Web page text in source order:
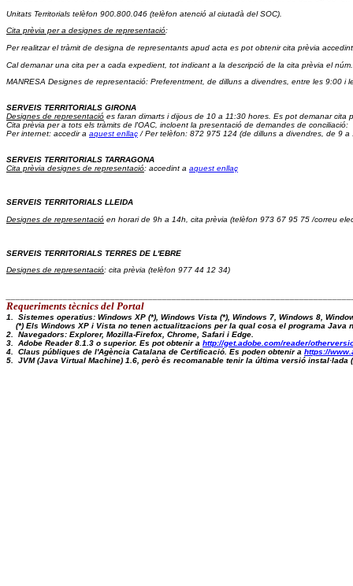
Unitats Territorials telèfon 900.800.046 (telèfon atenció al ciutadà del SOC).
Cita prèvia per a designes de representació:
Per realitzar el tràmit de designa de representants apud acta es pot obtenir cita prèvia
Cal demanar una cita per a cada expedient, tot indicant a la descripció de la cita prèvia el
MANRESA Designes de representació: Preferentment, de dilluns a divendres, entre les 9:00 i
SERVEIS TERRITORIALS GIRONA
Designes de representació es faran dimarts i dijous de 10 a 11:30 hores. Es pot demanar cita
Cita prèvia per a tots els tràmits de l'OAC, incloent la presentació de demandes de conciliació:
Per internet: accedir a aquest enllaç / Per telèfon: 872 975 124 (de dilluns a divendres, de 9
SERVEIS TERRITORIALS TARRAGONA
Cita prèvia designes de representació: accedint a aquest enllaç
SERVEIS TERRITORIALS LLEIDA
Designes de representació en horari de 9h a 14h, cita prèvia (telèfon 973 67 95 75 /correu
SERVEIS TERRITORIALS TERRES DE L'EBRE
Designes de representació: cita prèvia (telèfon 977 44 12 34)
Requeriments tècnics del Portal
1.  Sistemes operatius: Windows XP (*), Windows Vista (*), Windows 7, Windows 8,
(*) Els Windows XP i Vista no tenen actualitzacions per la qual cosa el programa Java
2.  Navegadors: Explorer, Mozilla-Firefox, Chrome, Safari i Edge.
3.  Adobe Reader 8.1.3 o superior. Es pot obtenir a http://get.adobe.com/reader/
4.  Claus públiques de l'Agència Catalana de Certificació. Es poden obtenir a https://
5.  JVM (Java Virtual Machine) 1.6, però és recomanable tenir la última versió